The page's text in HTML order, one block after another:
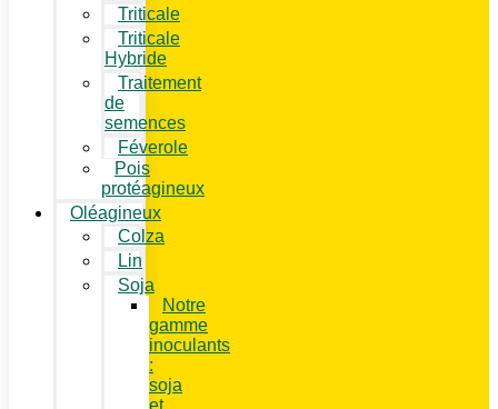
Triticale
Triticale
Hybride
Traitement
de
semences
Féverole
Pois
protéagineux
Oléagineux
Colza
Lin
Soja
Notre
gamme
inoculants
:
soja
et